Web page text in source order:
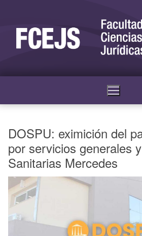
DOSPU: eximición del
por servicios generales
Sanitarias Mercedes